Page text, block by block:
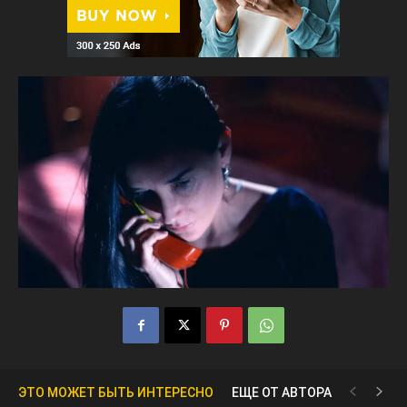
ЭТО МОЖЕТ БЫТЬ ИНТЕРЕСНО ЕЩЕ ОТ АВТОРА